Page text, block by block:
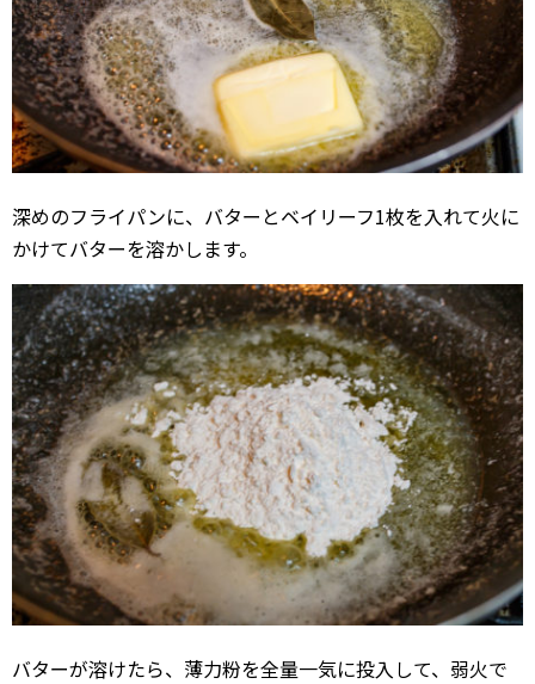
深めのフライパンに、バターとベイリーフ1枚を入れて火に
かけてバターを溶かします。
バターが溶けたら、薄力粉を全量一気に投入して、弱火で